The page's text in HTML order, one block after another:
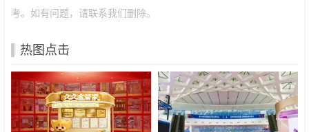
考。如有问题，请联系我们删除。
热图点击